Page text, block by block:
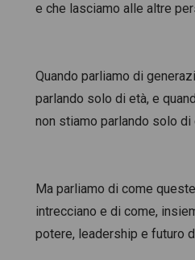
e che lasciamo alle altre
Quando parliamo di
parlando solo di età, e
non stiamo parlando solo
Ma parliamo di come
intrecciano e di come,
potere, leadership e futuro